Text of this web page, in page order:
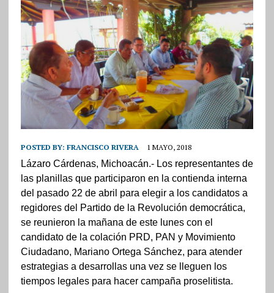
POSTED BY: FRANCISCO RIVERA 1 MAYO, 2018
Lázaro Cárdenas, Michoacán.- Los representantes de
las planillas que participaron en la contienda interna
del pasado 22 de abril para elegir a los candidatos a
regidores del Partido de la Revolución democrática,
se reunieron la mañana de este lunes con el
candidato de la colación PRD, PAN y Movimiento
Ciudadano, Mariano Ortega Sánchez, para atender
estrategias a desarrollas una vez se lleguen los
tiempos legales para hacer campaña proselitista.